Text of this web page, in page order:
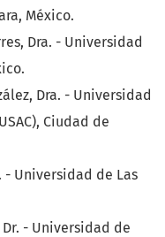
México.
Dra. - Universidad
Dra. - Universidad
Ciudad de
- Universidad de Las
- Universidad de